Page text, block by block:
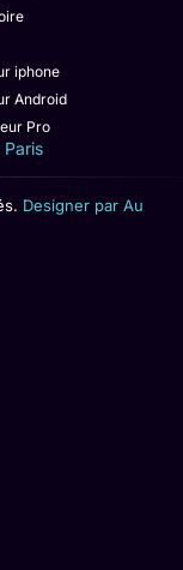
iphone
Android
Pro
Paris
Designer par Au